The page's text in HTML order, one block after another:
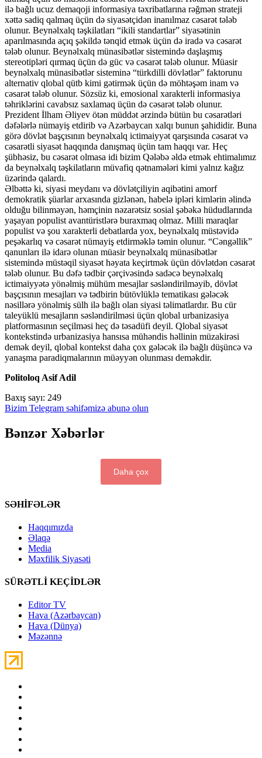
ilə bağlı ucuz demaqoji informasiya təxribatlarına rəğmən strateji
xəttə sadiq qalmaq üçün də siyasətçidən inanılmaz cəsarət tələb
olunur. Beynəlxalq təşkilatları “ikili standartlar” siyasətinin
aparılmasında açıq şəkildə tənqid etmək üçün də iradə və cəsarət
tələb olunur. Beynəlxalq münasibətlər sistemində daşlaşmış
stereotipləri qırmaq üçün də güc və cəsarət tələb olunur. Müasir
beynəlxalq münasibətlər sisteminə “türkdilli dövlətlər” faktorunu
alternativ qlobal qütb kimi gətirmək üçün də möhtəşəm inam və
cəsarət tələb olunur. Sözsüz ki, emosional xarakterli informasiya
təhriklərini cavabsız saxlamaq üçün də cəsarət tələb olunur.
Prezident İlham Əliyev ötən müddət ərzində bütün bu cəsarətləri
dəfələrlə nümayiş etdirib və Azərbaycan xalqı bunun şahididir. Buna
görə dövlət başçısının beynəlxalq ictimaiyyət qarşısında cəsarət və
cəsarətli siyasət haqqında danışmaq üçün tam haqqı var. Heç
şübhəsiz, bu cəsarət olmasa idi bizim Qələbə əldə etmək ehtimalımız
da beynəlxalq təşkilatların müvafiq qətnamələri kimi yalnız kağız
üzərində qalardı.
Əlbəttə ki, siyasi meydanı və dövlətçiliyin aqibətini amorf
demokratik şüarlar arxasında gizlənən, habelə ipləri kimlərin əlində
olduğu bilinməyən, həmçinin nəzarətsiz sosial şəbəkə hüdudlarında
yaşayan populist avantüristlərə buraxmaq olmaz. Milli maraqlar
populist və şou xarakterli debatlarda yox, beynəlxalq müstəvidə
peşəkarlıq və cəsarət nümayiş etdirməklə təmin olunur. “Cəngəllik”
qanunları ilə idarə olunan müasir beynəlxalq münasibətlər
sistemində müstəqil siyasət həyata keçirtmək üçün dövlətdən cəsarət
tələb olunur. Bu dəfə tədbir çərçivəsində sadəcə beynəlxalq
ictimaiyyətə yönəlmiş mühüm mesajlar səsləndirilməyib, dövlət
başçısının mesajları və tədbirin bütövlüklə tematikası gələcək
nəsillərə yönəlmiş sülh ilə bağlı olan siyasi təlimatlardır. Bu cür
taleyüklü mesajların səsləndirilməsi üçün qlobal urbanizasiya
platformasının seçilməsi heç də təsadüfi deyil. Qlobal siyasət
kontekstində urbanizasiya hansısa mühəndis həllinin müzakirəsi
demək deyil, qlobal kontekst daha çox gələcək ilə bağlı düşüncə və
yanaşma paradiqmalarının müəyyən olunması deməkdir.
Politoloq Asif Adil
Baxış sayı: 249
Bizim Telegram səhifəmizə abunə olun
Bənzər Xəbərlər
Daha çox
SƏHİFƏLƏR
Haqqımızda
Əlaqə
Media
Məxfilik Siyasəti
SÜRƏTLİ KEÇİDLƏR
Editor TV
Hava (Azərbaycan)
Hava (Dünya)
Məzənnə